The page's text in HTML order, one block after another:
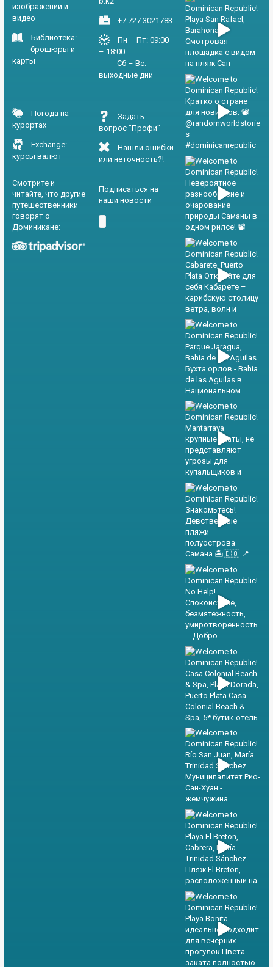
изображений и
видео
Библиотека:
брошюры и
карты
Погода на
курортах
Exchange:
курсы валют
Смотрите и
читайте, что другие
путешественники
говорят о
Доминикане:
+7 727 3021783
Пн – Пт: 09:00
– 18:00
Сб – Вс:
выходные дни
Задать
вопрос "Профи"
Нашли ошибки
или неточность?!
Подписаться на
наши новости